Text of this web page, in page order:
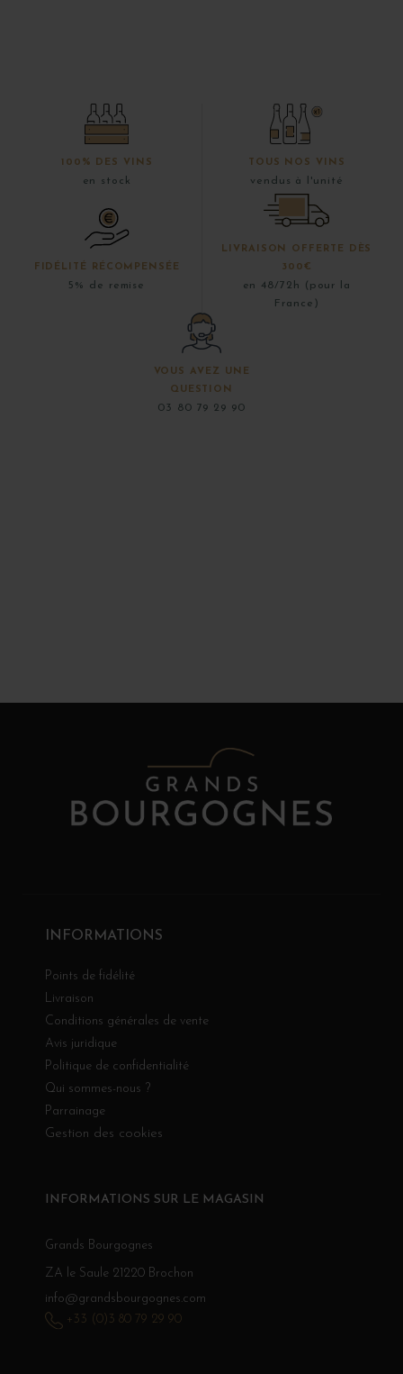
100% DES VINS
en stock
TOUS NOS VINS
vendus à l'unité
FIDÉLITÉ RÉCOMPENSÉE
5% de remise
LIVRAISON OFFERTE DÈS
300€
en 48/72h (pour la
France)
VOUS AVEZ UNE
QUESTION
03 80 79 29 90
INFORMATIONS
Points de fidélité
Livraison
Conditions générales de vente
Avis juridique
Politique de confidentialité
Qui sommes-nous ?
Parrainage
Gestion des cookies
INFORMATIONS SUR LE MAGASIN
Grands Bourgognes
ZA le Saule 21220 Brochon
info@grandsbourgognes.com
+33 (0)3 80 79 29 90